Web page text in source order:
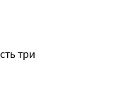
три